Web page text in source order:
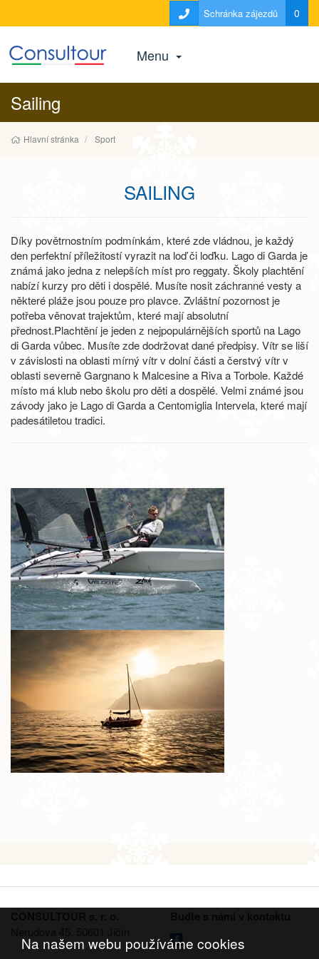
Schránka zájezdů 0
Menu
Sailing
Hlavní stránka Sport
SAILING
Díky povětrnostním podmínkám, které zde vládnou, je každý
den perfektní příležitostí vyrazit na loď či loďku. Lago di Garda je
známá jako jedna z nelepších míst pro reggaty. Školy plachtění
nabízí kurzy pro děti i dospělé. Musíte nosit záchranné vesty a
některé pláže jsou pouze pro plavce. Zvláštní pozornost je
potřeba věnovat trajektům, které mají absolutní
přednost.Plachtění je jeden z nejpopulárnějších sportů na Lago
di Garda vůbec. Musíte zde dodržovat dané předpisy. Vítr se liší
v závislosti na oblasti mírný vítr v dolní části a čerstvý vítr v
oblasti severně Gargnano k Malcesine a Riva a Torbole. Každé
místo má klub nebo školu pro děti a dospělé. Velmi známé jsou
závody jako je Lago di Garda a Centomiglia Intervela, které mají
padesátiletou tradici.
Na našem webu používáme cookies